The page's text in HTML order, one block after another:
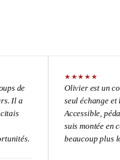
★
Olivier est un
seul échange et l’UX
Accessible, pédagogue,
suis montée en
beaucoup plus loin sur